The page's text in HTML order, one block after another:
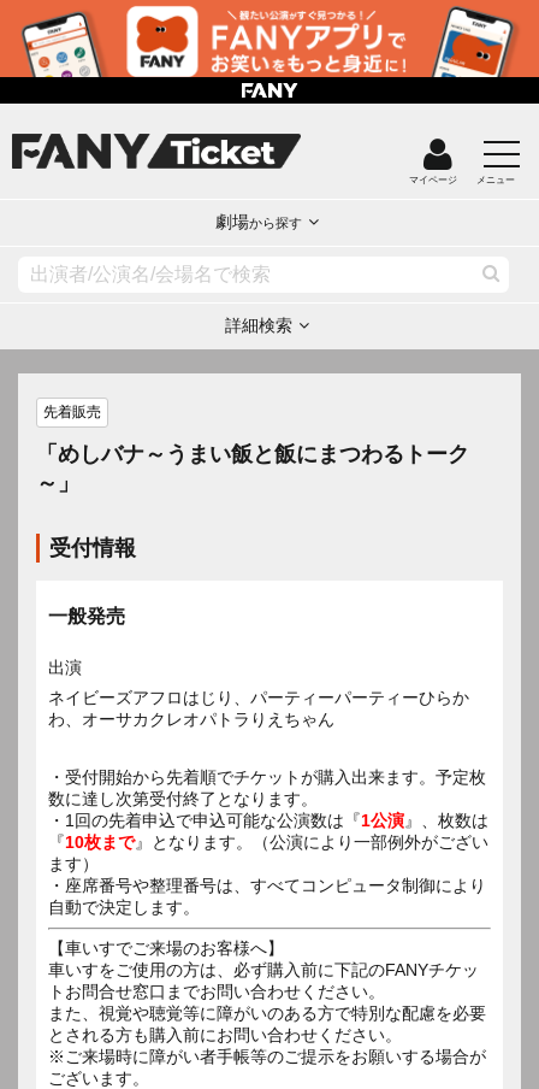
マイページ メニュー
劇場から探す
詳細検索
先着販売
「めしバナ～うまい飯と飯にまつわるトーク
～」
受付情報
一般発売
出演
ネイビーズアフロはじり、パーティーパーティーひらか
わ、オーサカクレオパトラりえちゃん
・受付開始から先着順でチケットが購入出来ます。予定枚
数に達し次第受付終了となります。
・1回の先着申込で申込可能な公演数は『1公演』、枚数は
『10枚まで』となります。（公演により一部例外がござい
ます）
・座席番号や整理番号は、すべてコンピュータ制御により
自動で決定します。
【車いすでご来場のお客様へ】
車いすをご使用の方は、必ず購入前に下記のFANYチケッ
トお問合せ窓口までお問い合わせください。
また、視覚や聴覚等に障がいのある方で特別な配慮を必要
とされる方も購入前にお問い合わせください。
※ご来場時に障がい者手帳等のご提示をお願いする場合が
ございます。